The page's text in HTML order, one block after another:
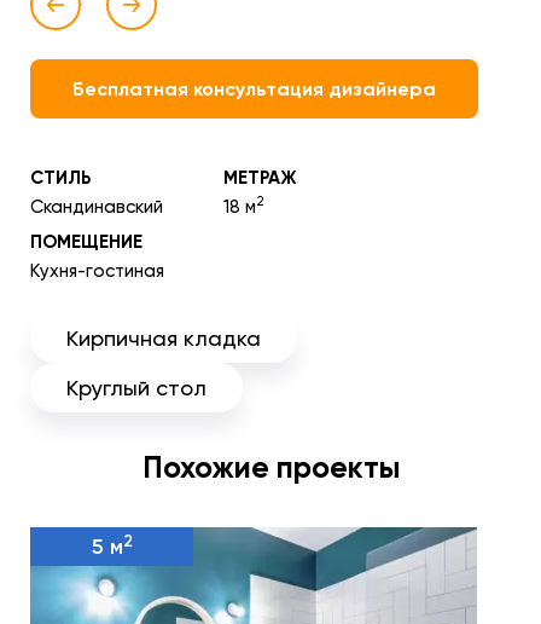
Бесплатная консультация дизайнера
СТИЛЬ
Скандинавский
МЕТРАЖ
18 м2
ПОМЕЩЕНИЕ
Кухня-гостиная
Кирпичная кладка
Круглый стол
Похожие проекты
5 м2